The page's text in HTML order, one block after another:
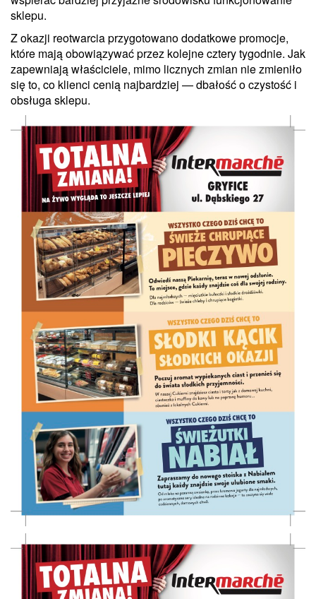
sklepu.
Z okazji reotwarcia przygotowano dodatkowe promocje,
które mają obowiązywać przez kolejne cztery tygodnie. Jak
zapewniają właściciele, mimo licznych zmian nie zmieniło
się to, co klienci cenią najbardziej — dbałość o czystość i
obsługa sklepu.